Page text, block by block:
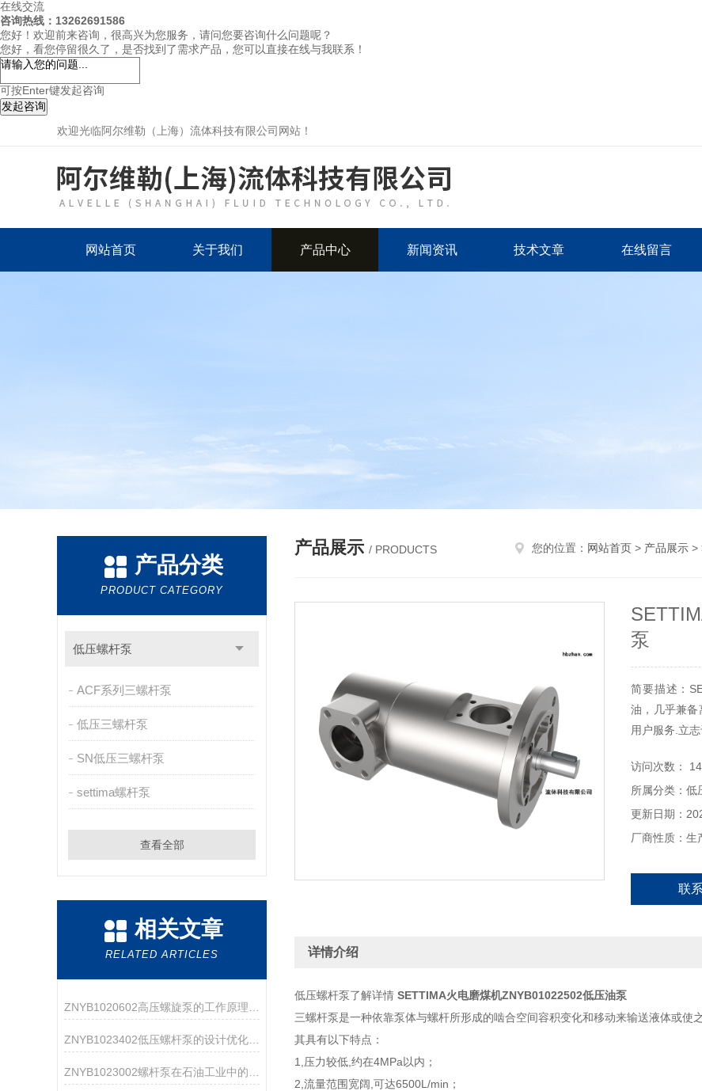
在线交流
咨询热线：13262691586
您好！欢迎前来咨询，很高兴为您服务，请问您要咨询什么问题呢？
您好，看您停留很久了，是否找到了需求产品，您可以直接在线与我联系！
可按Enter键发起咨询
发起咨询
欢迎光临阿尔维勒（上海）流体科技有限公司网站！
网站首页 关于我们 产品中心 新闻资讯 技术文章 在线留言
产品分类
PRODUCT CATEGORY
低压螺杆泵
ACF系列三螺杆泵
低压三螺杆泵
SN低压三螺杆泵
settima螺杆泵
查看全部
相关文章
RELATED ARTICLES
ZNYB1023402低压螺杆泵的设计优化与改进
产品展示 / PRODUCTS 您的位置： 网站首页 > 产品展示 >
泵
简要描述：
油，几乎兼备
用户服务.立
访问次数：
所属分类：低
更新日期：
厂商性质：生
联
详情介绍
低压螺杆泵了解详情 SETTIMA火电磨煤机ZNYB01022502低压油泵
三螺杆泵是一种依靠泵体与螺杆所形成的啮合空间容积变化和移动来输送液体或使
其具有以下特点：
1,压力较低,约在4MPa以内；
2,流量范围宽阔,可达6500L/min；